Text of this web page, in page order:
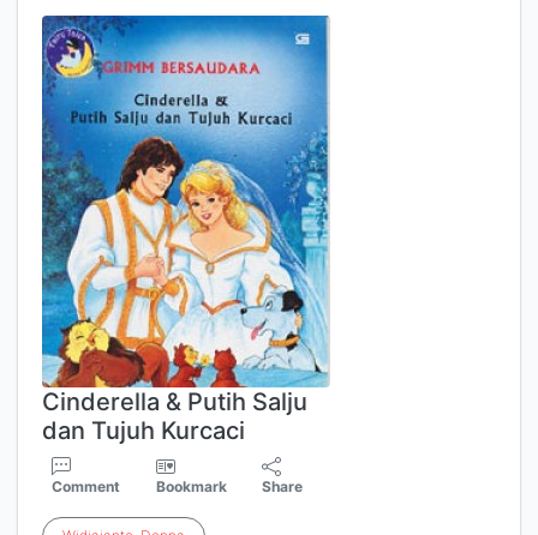
Cinderella & Putih Salju
dan Tujuh Kurcaci
Comment Bookmark Share